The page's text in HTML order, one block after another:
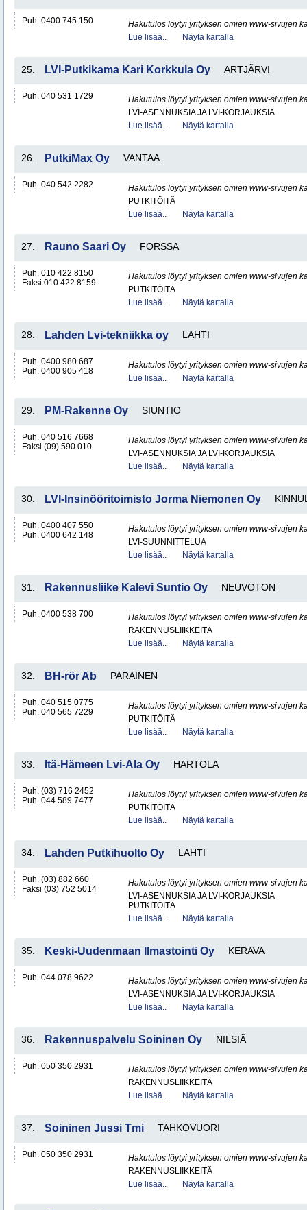
Puh. 0400 745 150
Hakutulos löytyi yrityksen omien www-sivujen
Lue lisää..
Näytä kartalla
25. LVI-Putkikama Kari Korkkula Oy ARTJÄRVI
Puh. 040 531 1729
Hakutulos löytyi yrityksen omien www-sivujen
LVI-ASENNUKSIA JA LVI-KORJAUKSIA
Lue lisää..
Näytä kartalla
26. PutkiMax Oy VANTAA
Puh. 040 542 2282
Hakutulos löytyi yrityksen omien www-sivujen
PUTKITÖITÄ
Lue lisää..
Näytä kartalla
27. Rauno Saari Oy FORSSA
Puh. 010 422 8150
Faksi 010 422 8159
Hakutulos löytyi yrityksen omien www-sivujen
PUTKITÖITÄ
Lue lisää..
Näytä kartalla
28. Lahden Lvi-tekniikka oy LAHTI
Puh. 0400 980 687
Puh. 0400 905 418
Hakutulos löytyi yrityksen omien www-sivujen
Lue lisää..
Näytä kartalla
29. PM-Rakenne Oy SIUNTIO
Puh. 040 516 7668
Faksi (09) 590 010
Hakutulos löytyi yrityksen omien www-sivujen
LVI-ASENNUKSIA JA LVI-KORJAUKSIA
Lue lisää..
Näytä kartalla
30. LVI-Insinööritoimisto Jorma Niemonen Oy
Puh. 0400 407 550
Puh. 0400 642 148
Hakutulos löytyi yrityksen omien www-sivujen
LVI-SUUNNITTELUA
Lue lisää..
Näytä kartalla
31. Rakennusliike Kalevi Suntio Oy NEUVOTON
Puh. 0400 538 700
Hakutulos löytyi yrityksen omien www-sivujen
RAKENNUSLIIKKEITÄ
Lue lisää..
Näytä kartalla
32. BH-rör Ab PARAINEN
Puh. 040 515 0775
Puh. 040 565 7229
Hakutulos löytyi yrityksen omien www-sivujen
PUTKITÖITÄ
Lue lisää..
Näytä kartalla
33. Itä-Hämeen Lvi-Ala Oy HARTOLA
Puh. (03) 716 2452
Puh. 044 589 7477
Hakutulos löytyi yrityksen omien www-sivujen
PUTKITÖITÄ
Lue lisää..
Näytä kartalla
34. Lahden Putkihuolto Oy LAHTI
Puh. (03) 882 660
Faksi (03) 752 5014
Hakutulos löytyi yrityksen omien www-sivujen
LVI-ASENNUKSIA JA LVI-KORJAUKSIA
PUTKITÖITÄ
Lue lisää..
Näytä kartalla
35. Keski-Uudenmaan Ilmastointi Oy KERAVA
Puh. 044 078 9622
Hakutulos löytyi yrityksen omien www-sivujen
LVI-ASENNUKSIA JA LVI-KORJAUKSIA
Lue lisää..
Näytä kartalla
36. Rakennuspalvelu Soininen Oy NILSIÄ
Puh. 050 350 2931
Hakutulos löytyi yrityksen omien www-sivujen
RAKENNUSLIIKKEITÄ
Lue lisää..
Näytä kartalla
37. Soininen Jussi Tmi TAHKOVUORI
Puh. 050 350 2931
Hakutulos löytyi yrityksen omien www-sivujen
RAKENNUSLIIKKEITÄ
Lue lisää..
Näytä kartalla